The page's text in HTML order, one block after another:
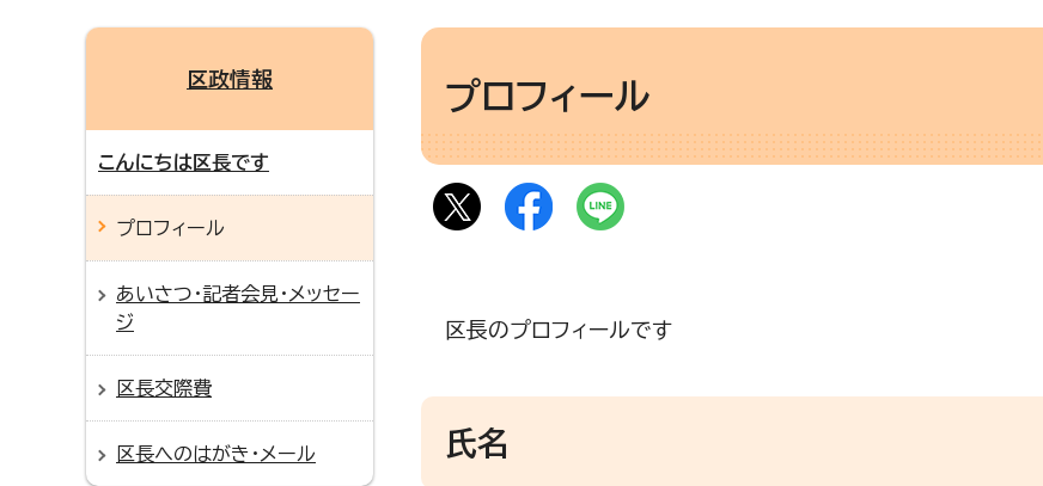
プロフィール
区長のプロフィールです
氏名
区政情報
こんにちは区長です
プロフィール
あいさつ・記者会見・メッセー
ジ
区長交際費
区長へのはがき・メール